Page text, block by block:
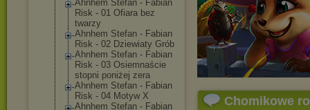
Ahnhem Stefan - Fabian
Risk - 01 Ofiara bez
twarzy
Ahnhem Stefan - Fabian
Risk - 02 Dziewiaty Grób
Ahnhem Stefan - Fabian
Risk - 03 Osiemnaście
stopni poniżej zera
Ahnhem Stefan - Fabian
Risk - 04 Motyw X
Ahnhem Stefan - Fabian
Chomikowe